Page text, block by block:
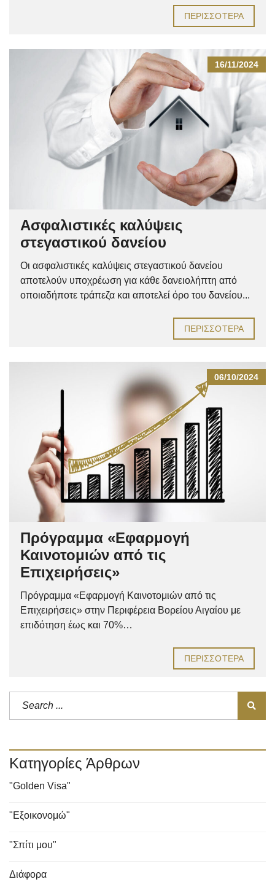
ΠΕΡΙΣΣΌΤΕΡΑ
16/11/2024
Ασφαλιστικές καλύψεις
στεγαστικού δανείου
Οι ασφαλιστικές καλύψεις στεγαστικού δανείου
αποτελούν υποχρέωση για κάθε δανειολήπτη από
οποιαδήποτε τράπεζα και αποτελεί όρο του δανείου...
ΠΕΡΙΣΣΌΤΕΡΑ
06/10/2024
Πρόγραμμα «Εφαρμογή
Καινοτομιών από τις
Επιχειρήσεις»
Πρόγραμμα «Εφαρμογή Καινοτομιών από τις
Επιχειρήσεις» στην Περιφέρεια Βορείου Αιγαίου με
επιδότηση έως και 70%…
ΠΕΡΙΣΣΌΤΕΡΑ
Κατηγορίες Άρθρων
"Golden Visa"
"Εξοικονομώ"
"Σπίτι μου"
Διάφορα